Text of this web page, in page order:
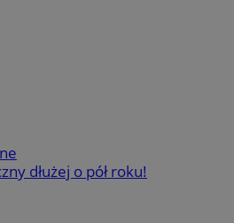
dłużej o pół roku!